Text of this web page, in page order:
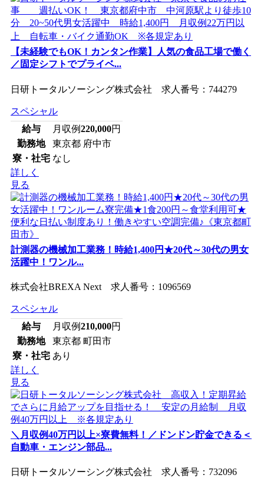
【未経験でもOK！カンタン作業】人気の食品工場で働く
／固定シフトでプライベ...
日研トータルソーシング株式会社 求人番号：744279
スペシャル
給与
月収例220,000円
勤務地
東京都 府中市
寮・社宅 なし
詳しく
見る
計測器の機械加工業務！時給1,400円★20代～30代の男女
活躍中！ワンル...
株式会社BREXA Next 求人番号：1096569
スペシャル
給与
月収例210,000円
勤務地
東京都 町田市
寮・社宅 あり
詳しく
見る
＼月収例40万円以上×寮費無料！／ドンドン貯金できる＜
自動車・エンジン部品...
日研トータルソーシング株式会社 求人番号：732096